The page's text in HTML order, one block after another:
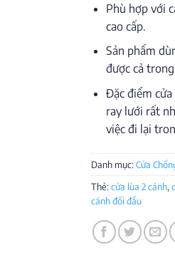
Phù hợp với
cao cấp.
Sản phẩm
được cả
Đặc điểm
ray lưới rất
việc đi lại
Danh mục:Cửa
Thẻ:cửa lùa 2 cánh,
cánh đối đầu